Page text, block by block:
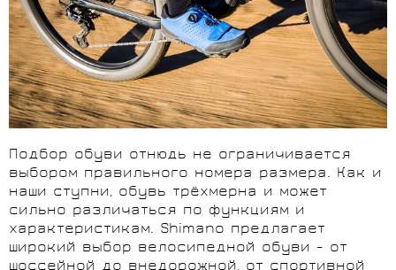
Подбор обуви отнюдь не ограничивается
выбором правильного номера размера. Как и
наши ступни, обувь трёхмерна и может
сильно различаться по функциям и
характеристикам. Shimano предлагает
широкий выбор велосипедной обуви - от